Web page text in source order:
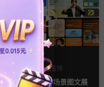
AE模板
产品介绍
产品宣传
产品展示
AE模板 横竖屏多场景图文展